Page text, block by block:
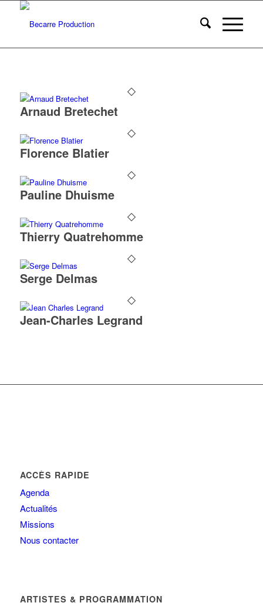
Arnaud Bretechet
Florence Blatier
Pauline Dhuisme
Thierry Quatrehomme
Serge Delmas
Jean-Charles Legrand
ACCÈS RAPIDE
Agenda
Actualités
Missions
Nous contacter
ARTISTES & PROGRAMMATION